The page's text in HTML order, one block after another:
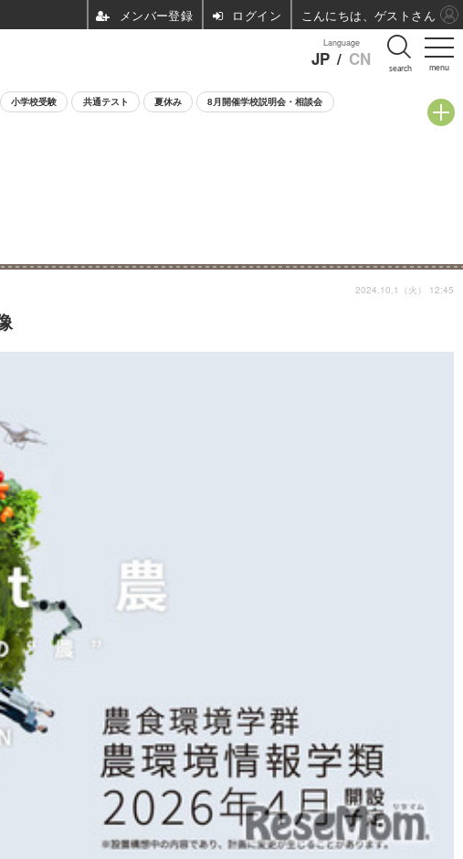
menu
Language
JP / CN search
小学校受験 共通テスト 夏休み 8月開催学校説明会・相談会
2024.10.1（火） 12:45
ログイン こんにちは、ゲストさん